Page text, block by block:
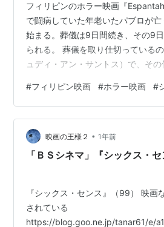
フィリピンのホラー映画『
で闘病していた年老いたパブロが
始まる。葬儀は9日間続き、その9
られる。 葬儀を取り仕切っている
ュディ・アン・サントス）で、そ
ットの夢に不気味な姿となったパブ
家の中に入れるな！」と叫ぶ。だ
夫のジャック（ジェイシー・サン
がいたが、ジャックは仕事のために
しなければならなかった。ジャック
#フィリピン映画 #ホラー映画 #
映画の王様２ • 1年前
「ＢＳシネマ」『シックス・セ
『シックス・センス』（99） 映画
されている
https://blog.goo.ne.jp/tanar61/e/